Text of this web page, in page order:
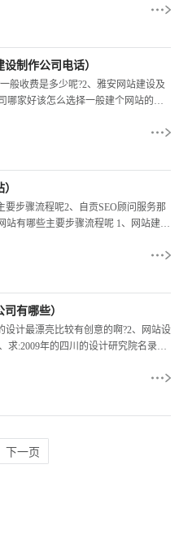
制作公司电话）
般收费是多少呢?2、雅安网站建设及
哪家好该怎么选择一般建个网站的费
步骤流程呢2、自贡SEO顾问服务那
站有哪些主要步骤流程呢 1、网站建设
有哪些）
计最漂亮比较有创意的啊?2、网站设
求:2009年的四川的设计研究院名录
下一页